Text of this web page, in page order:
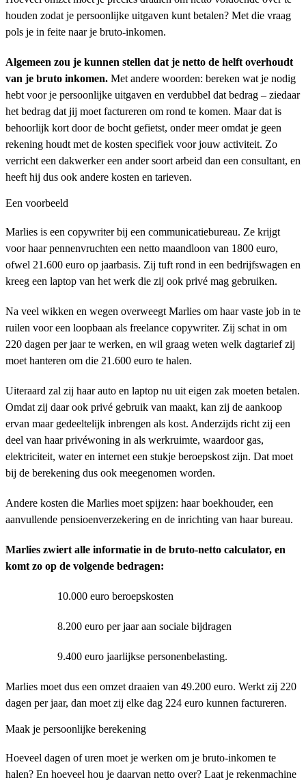
houden zodat je persoonlijke uitgaven kunt betalen? Met die vraag
pols je in feite naar je bruto-inkomen.
Algemeen zou je kunnen stellen dat je netto de helft overhoudt
van je bruto inkomen. Met andere woorden: bereken wat je nodig
hebt voor je persoonlijke uitgaven en verdubbel dat bedrag – ziedaar
het bedrag dat jij moet factureren om rond te komen. Maar dat is
behoorlijk kort door de bocht gefietst, onder meer omdat je geen
rekening houdt met de kosten specifiek voor jouw activiteit. Zo
verricht een dakwerker een ander soort arbeid dan een consultant, en
heeft hij dus ook andere kosten en tarieven.
Een voorbeeld
Marlies is een copywriter bij een communicatiebureau. Ze krijgt
voor haar pennenvruchten een netto maandloon van 1800 euro,
ofwel 21.600 euro op jaarbasis. Zij tuft rond in een bedrijfswagen en
kreeg een laptop van het werk die zij ook privé mag gebruiken.
Na veel wikken en wegen overweegt Marlies om haar vaste job in te
ruilen voor een loopbaan als freelance copywriter. Zij schat in om
220 dagen per jaar te werken, en wil graag weten welk dagtarief zij
moet hanteren om die 21.600 euro te halen.
Uiteraard zal zij haar auto en laptop nu uit eigen zak moeten betalen.
Omdat zij daar ook privé gebruik van maakt, kan zij de aankoop
ervan maar gedeeltelijk inbrengen als kost. Anderzijds richt zij een
deel van haar privéwoning in als werkruimte, waardoor gas,
elektriciteit, water en internet een stukje beroepskost zijn. Dat moet
bij de berekening dus ook meegenomen worden.
Andere kosten die Marlies moet spijzen: haar boekhouder, een
aanvullende pensioenverzekering en de inrichting van haar bureau.
Marlies zwiert alle informatie in de bruto-netto calculator, en
komt zo op de volgende bedragen:
10.000 euro beroepskosten
8.200 euro per jaar aan sociale bijdragen
9.400 euro jaarlijkse personenbelasting.
Marlies moet dus een omzet draaien van 49.200 euro. Werkt zij 220
dagen per jaar, dan moet zij elke dag 224 euro kunnen factureren.
Maak je persoonlijke berekening
Hoeveel dagen of uren moet je werken om je bruto-inkomen te
halen? En hoeveel hou je daarvan netto over? Laat je rekenmachine